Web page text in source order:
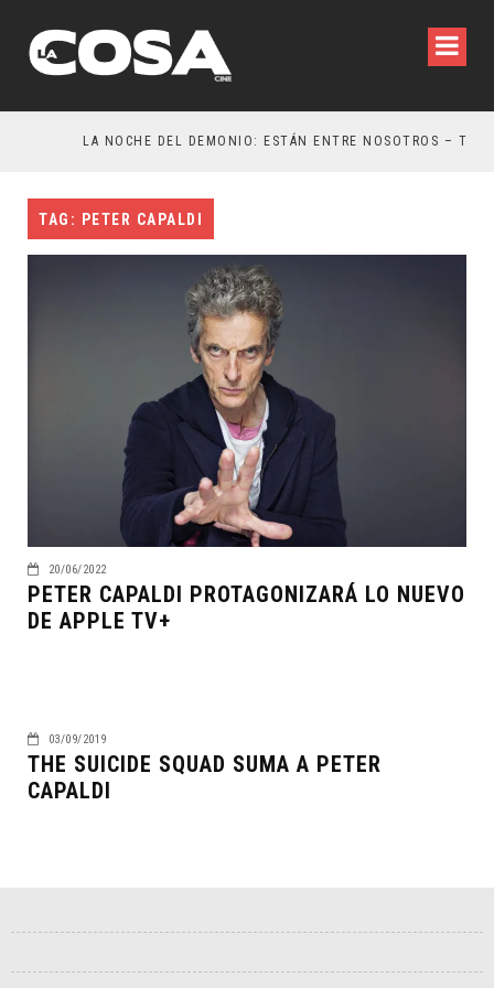
TAG: PETER CAPALDI
20/06/2022
PETER CAPALDI PROTAGONIZARÁ LO NUEVO
DE APPLE TV+
03/09/2019
THE SUICIDE SQUAD SUMA A PETER
CAPALDI